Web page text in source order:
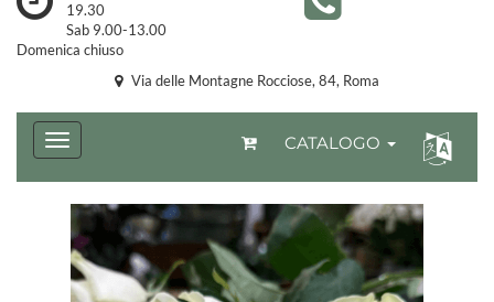
19.30
Sab 9.00-13.00
Domenica chiuso
Via delle Montagne Rocciose, 84, Roma
CATALOGO